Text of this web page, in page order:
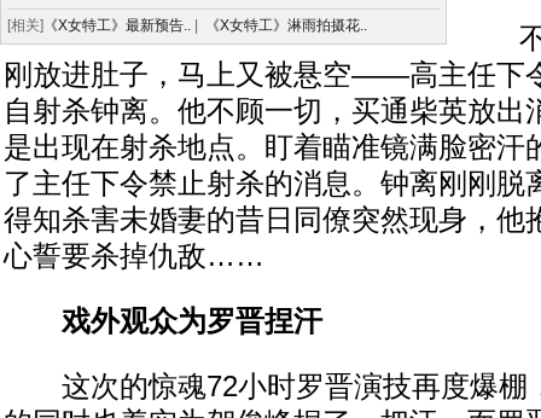
[相关] 《X女特工》最新预告.. 《X女特工》淋雨拍摄花..
不
刚放进肚子，马上又被悬空——高主任下
自射杀钟离。他不顾一切，买通柴英放出
是出现在射杀地点。盯着瞄准镜满脸密汗
了主任下令禁止射杀的消息。钟离刚刚脱
得知杀害未婚妻的昔日同僚突然现身，他
心誓要杀掉仇敌……
戏外观众为罗晋捏汗
这次的惊魂72小时罗晋演技再度爆棚